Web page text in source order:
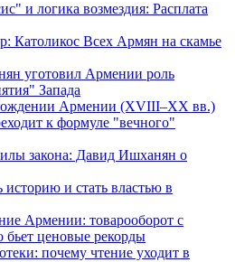
и логика возмездия: Расплата
Католикос Всех Армян на скамье
уготовил Армении роль
Запада
Армении (XVIII–XX вв.)
к формуле "вечного"
закона: Давид Ишханян о
и стать властью в
Армении: товарооборот с
бьет ценовые рекорды
почему чтение уходит в